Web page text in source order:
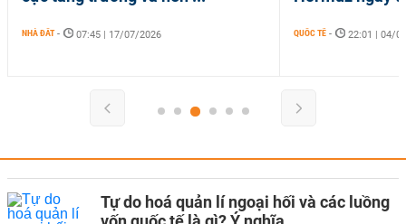
NHÀ ĐẤT - 07:45 | 17/07/2026 QUỐC TẾ - 22:01 | 04/
Tự do hoá quản lí ngoại hối và các luồng